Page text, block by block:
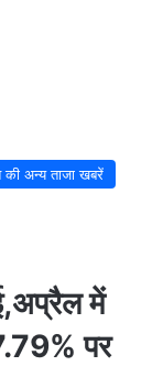
की अन्य ताजा खबरें
में
पर